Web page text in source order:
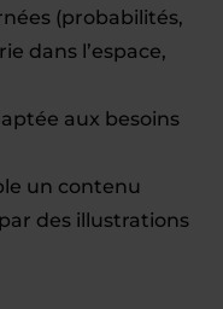
(probabilités,
dans l’espace,
aux besoins
un contenu
des illustrations